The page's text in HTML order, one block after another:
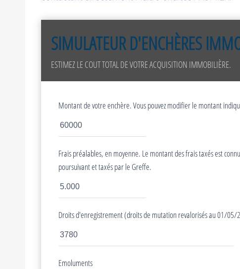
SIMULATEUR D'ENCHÈRES
ESTIMEZ LE COUT TOTAL DE VOTRE ACQUISITION IMMOBILIÈRE.
Montant de votre enchère. Vous pouvez modifier le montant
Frais préalables, en moyenne. Le montant des frais taxés est
poursuivant et taxés par le Greffe.
Droits d'enregistrement (droits de mutation revalorisés au 01/05/
Emoluments